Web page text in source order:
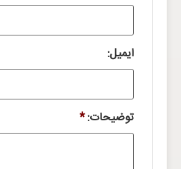
ایمیل:
توضیحات:*